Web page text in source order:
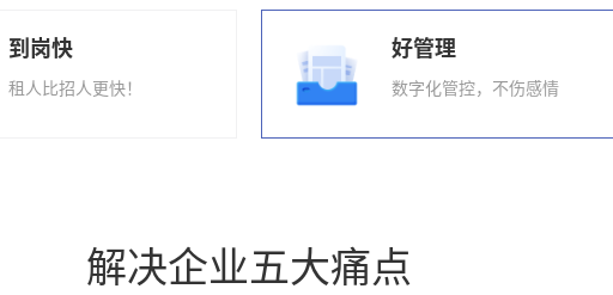
到岗快
租人比招人更快！
好管理
数字化管控，不伤感情
解决企业五大痛点